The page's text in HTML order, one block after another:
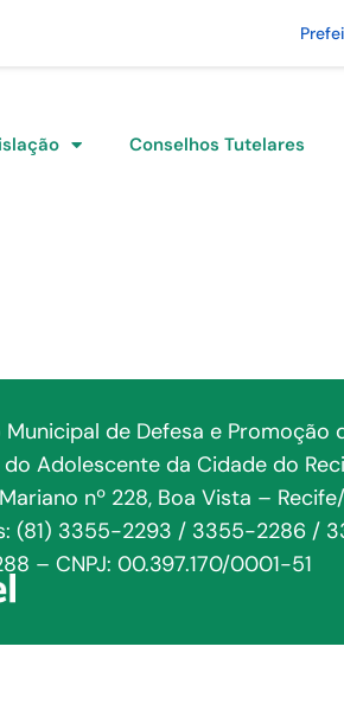
Conselhos Tutelares
de Defesa e Promoção
Adolescente da Cidade do
nº 228, Boa Vista –
(81) 3355-2293 / 3355-2286 /
– CNPJ: 00.397.170/0001-51